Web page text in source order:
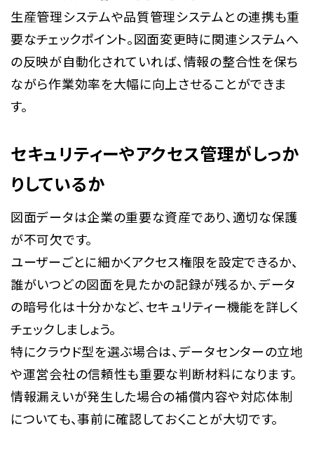
生産管理システムや品質管理システムとの連携も重
要なチェックポイント。図面変更時に関連システムへ
の反映が自動化されていれば、情報の整合性を保ち
ながら作業効率を大幅に向上させることができま
す。
セキュリティーやアクセス管理がしっか
りしているか
図面データは企業の重要な資産であり、適切な保護
が不可欠です。
ユーザーごとに細かくアクセス権限を設定できるか、
誰がいつどの図面を見たかの記録が残るか、データ
の暗号化は十分かなど、セキュリティー機能を詳しく
チェックしましょう。
特にクラウド型を選ぶ場合は、データセンターの立地
や運営会社の信頼性も重要な判断材料になります。
情報漏えいが発生した場合の補償内容や対応体制
についても、事前に確認しておくことが大切です。